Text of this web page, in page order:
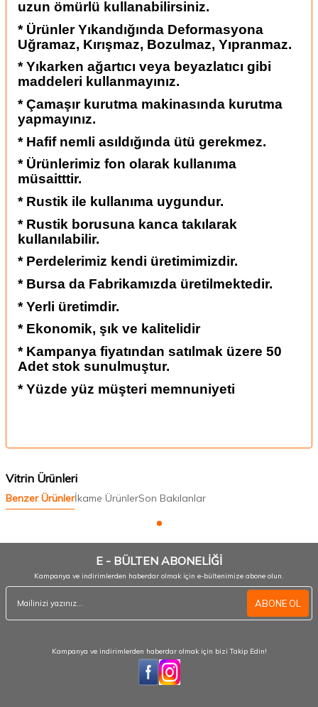
uzun ömürlü kullanabilirsiniz.
* Ürünler Yıkandığında Deformasyona
Uğramaz, Kırışmaz, Bozulmaz, Yıpranmaz.
* Yıkarken ağartıcı veya beyazlatıcı gibi
maddeleri kullanmayınız.
* Çamaşır kurutma makinasında kurutma
yapmayınız.
* Hafif nemli asıldığında ütü gerekmez.
* Ürünlerimiz fon olarak kullanıma
müsaitttir.
* Rustik ile kullanıma uygundur.
* Rustik borusuna kanca takılarak
kullanılabilir.
* Perdelerimiz kendi üretimimizdir.
* Bursa da Fabrikamızda üretilmektedir.
* Yerli üretimdir.
* Ekonomik, şık ve kalitelidir
* Kampanya fiyatından satılmak üzere 50
Adet stok sunulmuştur.
* Yüzde yüz müşteri memnuniyeti
Vitrin Ürünleri
Benzer Ürünlerİkame ÜrünlerSon Bakılanlar
E - BÜLTEN ABONELİĞİ
Kampanya ve indirimlerden haberdar olmak için e-bültenimize abone olun.
ABONE OL
Kampanya ve indirimlerden haberdar olmak için bizi Takip Edin!